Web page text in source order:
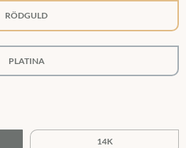
RÖDGULD
PLATINA
14K